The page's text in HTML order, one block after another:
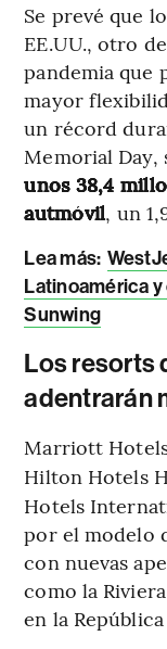
Se prevé que
EE.UU., otro
pandemia que
mayor
un récord
Memorial Day,
unos 38,4
autmóvil, un
Lea más:
Latinoamérica
Sunwing
Los resorts
adentrarán
Marriott
Hilton Hotels
Hotels
por el modelo
con nuevas
como la
en la